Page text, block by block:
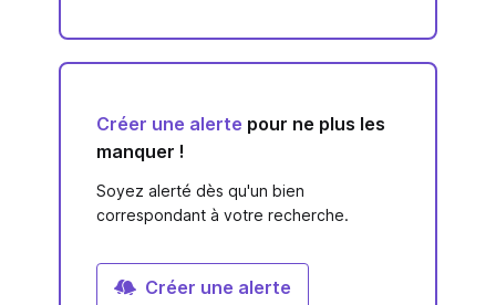
Créer une alerte pour ne plus les
manquer !
Soyez alerté dès qu'un bien
correspondant à votre recherche.
Créer une alerte